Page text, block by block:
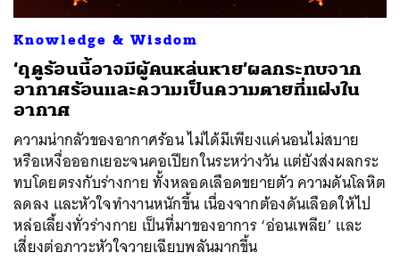
Knowledge & Wisdom
‘ฤดูร้อนนี้อาจมีผู้คนหล่นหาย’ผลกระทบจาก
อากาศร้อนและความเป็นความตายที่แฝงใน
อากาศ
ความน่ากลัวของอากาศร้อน ไม่ได้มีเพียงแค่นอนไม่สบาย
หรือเหงื่อออกเยอะจนคอเปียกในระหว่างวัน แต่ยังส่งผลกระ
ทบโดยตรงกับร่างกาย ทั้งหลอดเลือดขยายตัว ความดันโลหิต
ลดลง และหัวใจทำงานหนักขึ้น เนื่องจากต้องดันเลือดให้ไป
หล่อเลี้ยงทั่วร่างกาย เป็นที่มาของอาการ ‘อ่อนเพลีย’ และ
เสี่ยงต่อภาวะหัวใจวายเฉียบพลันมากขึ้น